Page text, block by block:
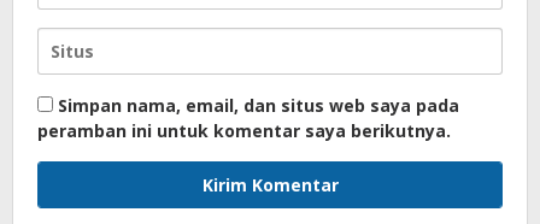
Simpan nama, email, dan situs web saya pada
peramban ini untuk komentar saya berikutnya.